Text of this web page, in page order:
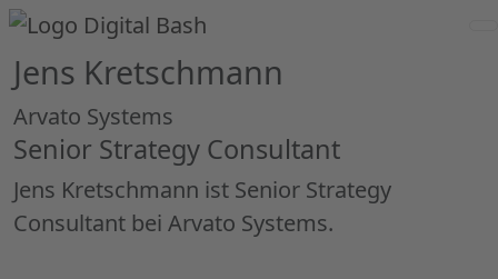
Jens Kretschmann
Arvato Systems
Senior Strategy Consultant
Jens Kretschmann ist Senior Strategy
Consultant bei Arvato Systems.